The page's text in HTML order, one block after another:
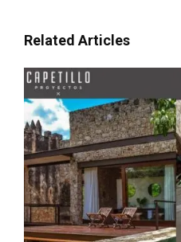
Related Articles